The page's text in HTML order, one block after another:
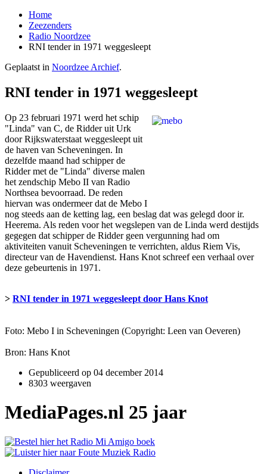
Home
Zeezenders
Radio Noordzee
RNI tender in 1971 weggesleept
Geplaatst in Noordzee Archief.
RNI tender in 1971 weggesleept
Op 23 februari 1971 werd het schip
"Linda" van C, de Ridder uit Urk
door Rijkswaterstaat weggesleept uit
de haven van Scheveningen. In
dezelfde maand had schipper de
Ridder met de "Linda" diverse malen
het zendschip Mebo II van Radio
Northsea bevoorraad. De reden
hiervan was ondermeer dat de Mebo I
nog steeds aan de ketting lag, een beslag dat was gelegd door ir.
Heerema. Als reden voor het wegslepen van de Linda werd destijds
gegegen dat schipper de Ridder geen vergunning had om
aktiviteiten vanuit Scheveningen te verrichten, aldus Riem Vis,
directeur van de Havendienst. Hans Knot schreef een verhaal over
deze gebeurtenis in 1971.
> RNI tender in 1971 weggesleept door Hans Knot
Foto: Mebo I in Scheveningen (Copyright: Leen van Oeveren)
Bron: Hans Knot
Gepubliceerd op 04 december 2014
8303 weergaven
MediaPages.nl 25 jaar